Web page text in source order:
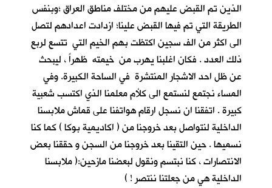
الذين تم القبض عليهم من مختلف مناطق العراق ؛وبنفس
الطريقة التي تم فيها القبض علينا؛ ازدادت اعدادهم لتصل
الى اكثر من الف سجين اكتظت بهم الخيم التي تتسع لربع
ذلك العدد . فكان اغلبنا يهرب من خيمته ظهراً ، ليبحث
عن ظل احد الاشجار المنتشرة في الساحة الكبيرة. وفي
المساء نجتمع لنستمع الى كلأم معلمنا الذي اكتسب شعبية
كبيرة . اتفقنا ان نسجل ارقام هواتفنا على قماش ملابسنا
الداخلية لنتواصل بعد خروجنا من ( اكاديمية بوكا ) كما كنا
نسميها . حين التقينا بعد خروجنا من السجن و حققنا بعض
الانتصارات ، كنا نبتسم ونقول لبعضنا مازحين:( ملابسنا
الداخلية هي من جعلتنا ننتصر ! )